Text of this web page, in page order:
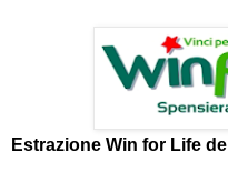
Estrazione Win for Life del